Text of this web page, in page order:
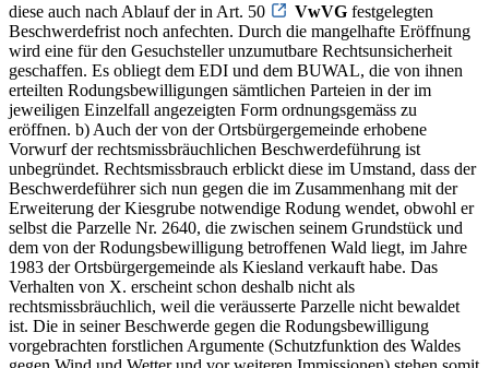
diese auch nach Ablauf der in Art. 50
VwVG festgelegten
Beschwerdefrist noch anfechten. Durch die mangelhafte Eröffnung
wird eine für den Gesuchsteller unzumutbare Rechtsunsicherheit
geschaffen. Es obliegt dem EDI und dem BUWAL, die von ihnen
erteilten Rodungsbewilligungen sämtlichen Parteien in der im
jeweiligen Einzelfall angezeigten Form ordnungsgemäss zu
eröffnen. b) Auch der von der Ortsbürgergemeinde erhobene
Vorwurf der rechtsmissbräuchlichen Beschwerdeführung ist
unbegründet. Rechtsmissbrauch erblickt diese im Umstand, dass der
Beschwerdeführer sich nun gegen die im Zusammenhang mit der
Erweiterung der Kiesgrube notwendige Rodung wendet, obwohl er
selbst die Parzelle Nr. 2640, die zwischen seinem Grundstück und
dem von der Rodungsbewilligung betroffenen Wald liegt, im Jahre
1983 der Ortsbürgergemeinde als Kiesland verkauft habe. Das
Verhalten von X. erscheint schon deshalb nicht als
rechtsmissbräuchlich, weil die veräusserte Parzelle nicht bewaldet
ist. Die in seiner Beschwerde gegen die Rodungsbewilligung
vorgebrachten forstlichen Argumente (Schutzfunktion des Waldes